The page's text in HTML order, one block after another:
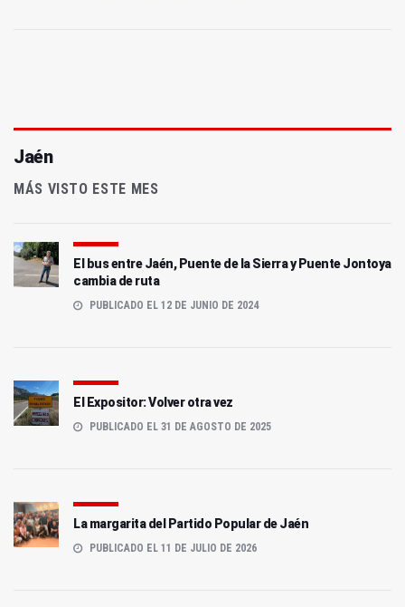
Jaén
MÁS VISTO ESTE MES
El bus entre Jaén, Puente de la Sierra y Puente Jontoya
cambia de ruta
PUBLICADO EL 12 DE JUNIO DE 2024
El Expositor: Volver otra vez
PUBLICADO EL 31 DE AGOSTO DE 2025
La margarita del Partido Popular de Jaén
PUBLICADO EL 11 DE JULIO DE 2026